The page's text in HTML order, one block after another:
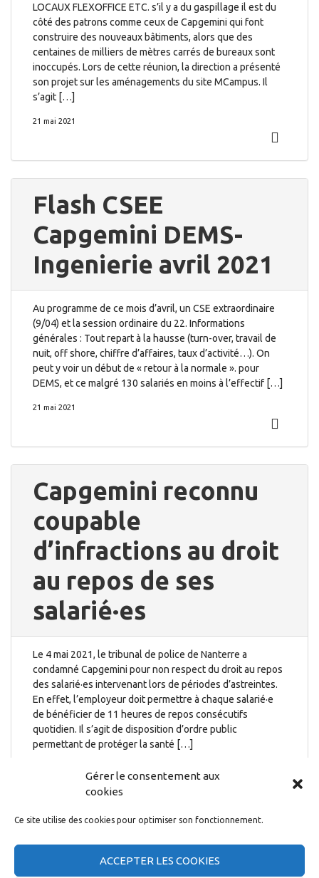
Gérer le consentement aux
cookies
Ce site utilise des cookies pour optimiser son fonctionnement.
ACCEPTER LES COOKIES
LOCAUX FLEXOFFICE ETC. s’il y a du gaspillage il est du
côté des patrons comme ceux de Capgemini qui font
construire des nouveaux bâtiments, alors que des
centaines de milliers de mètres carrés de bureaux sont
inoccupés. Lors de cette réunion, la direction a présenté
son projet sur les aménagements du site MCampus. Il
s’agit […]
21 mai 2021
Flash CSEE
Capgemini DEMS-
Ingenierie avril 2021
Au programme de ce mois d’avril, un CSE extraordinaire
(9/04) et la session ordinaire du 22. Informations
générales : Tout repart à la hausse (turn-over, travail de
nuit, off shore, chiffre d’affaires, taux d’activité…). On
peut y voir un début de « retour à la normale ». pour
DEMS, et ce malgré 130 salariés en moins à l’effectif […]
21 mai 2021
Capgemini reconnu
coupable
d’infractions au droit
au repos de ses
salarié·es
Le 4 mai 2021, le tribunal de police de Nanterre a
condamné Capgemini pour non respect du droit au repos
des salarié·es intervenant lors de périodes d’astreintes.
En effet, l’employeur doit permettre à chaque salarié·e
de bénéficier de 11 heures de repos consécutifs
quotidien. Il s’agit de disposition d’ordre public
permettant de protéger la santé […]